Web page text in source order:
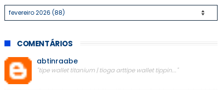
COMENTÁRIOS
abtinraabe
"tipe wallet titanium | tioga arttipe wallet tippin..."